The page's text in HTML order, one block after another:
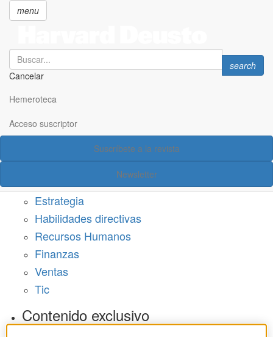
principal
menu
Search
Cancelar
Search
search
Hemeroteca
Acceso suscriptor
Suscríbete a la revista
Newsletter
Acceso suscriptor
Estrategia
Habilidades directivas
Recursos Humanos
Finanzas
Ventas
Tic
Contenido exclusivo